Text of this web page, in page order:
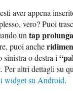
aver appena
vero? Puoi
un tap
puoi anche
sinistra o destra i
Per altri dettagli su
widget su Android.